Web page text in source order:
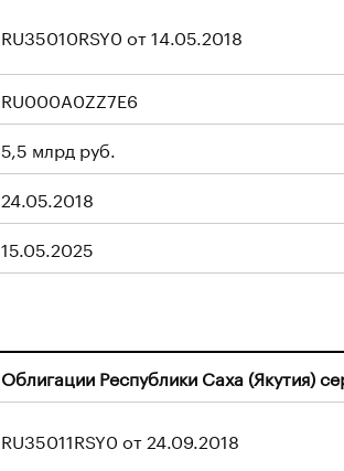
RU35010RSY0 от 14.05.2018
RU000A0ZZ7E6
5,5 млрд руб.
24.05.2018
15.05.2025
Облигации Республики Саха (Якутия)
RU35011RSY0 от 24.09.2018